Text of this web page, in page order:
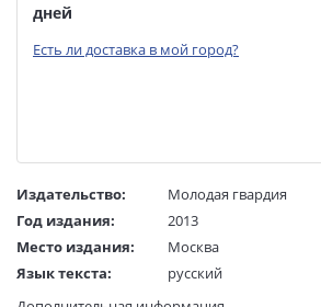
дней
Есть ли доставка в мой город?
Издательство:
Молодая гвардия
Год издания:
2013
Место издания:
Москва
Язык текста:
русский
Тип обложки:
Твердый переплет